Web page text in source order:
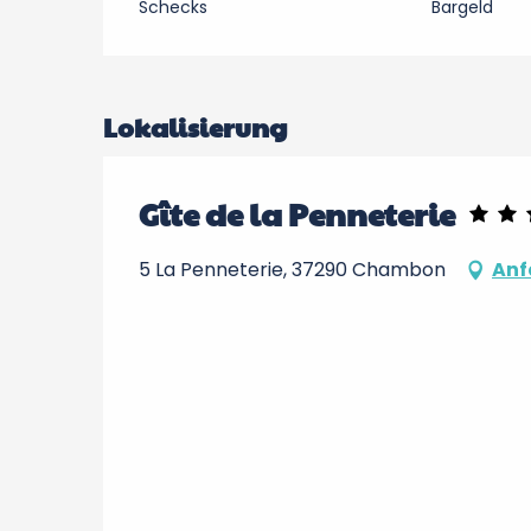
Schecks Bargeld
Lokalisierung
Gîte de la Penneterie
5 La Penneterie, 37290 Chambon